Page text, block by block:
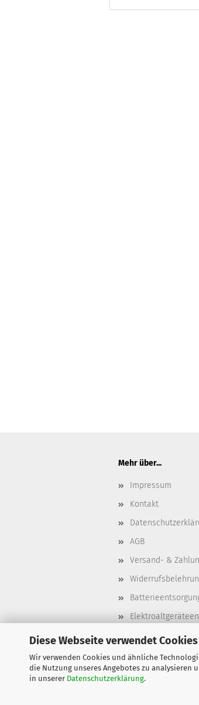
Diese Webseite verwendet
Wir verwenden Cookies und ähnliche
die Nutzung unseres Angebotes zu
in unserer Datenschutzerklärung.
Mehr über...
Impressum
Kontakt
AGB
Versand- &
Cookie